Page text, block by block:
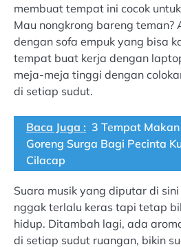
membuat tempat ini cocok
Mau nongkrong bareng teman?
dengan sofa empuk yang bisa
tempat buat kerja dengan
meja-meja tinggi dengan
di setiap sudut.
Baca Juga : 3 Tempat
Goreng Surga Bagi Pecinta
Cilacap
Suara musik yang diputar di
nggak terlalu keras tapi tetap
hidup. Ditambah lagi, ada
di setiap sudut ruangan, bikin